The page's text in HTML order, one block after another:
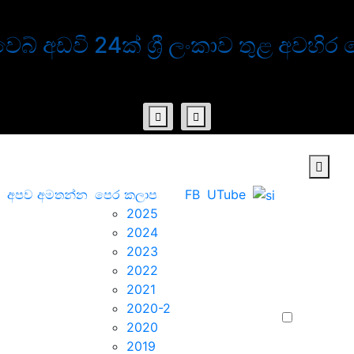
අඩවි 24ක් ශ්‍රී ලංකාව තුළ අවහිර
අපව අමතන්න පෙර කලාප
2025
2024
2023
2022
2021
2020-2
2020
2019
FB UTube